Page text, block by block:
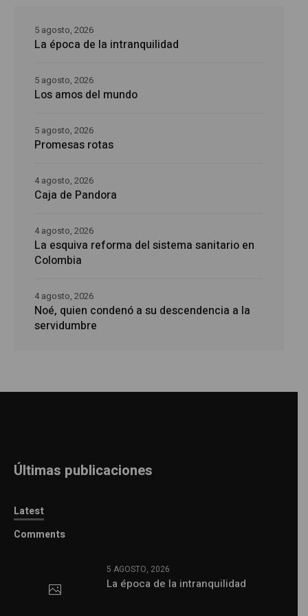
La época de la intranquilidad
5 agosto, 2026
Los amos del mundo
5 agosto, 2026
Promesas rotas
5 agosto, 2026
Caja de Pandora
4 agosto, 2026
La esquiva reforma del sistema sanitario en
Colombia
4 agosto, 2026
Noé, quien condenó a su descendencia a la
servidumbre
4 agosto, 2026
Últimas publicaciones
Latest
Comments
5 AGOSTO, 2026
La época de la intranquilidad